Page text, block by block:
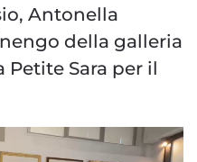
Antonella
della galleria
Petite Sara per il